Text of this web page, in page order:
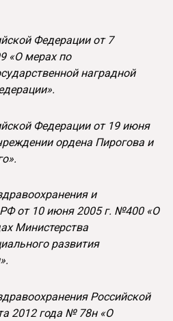
Федерации от 7
«О мерах по
наградной
Федерации от 19 июня
ордена Пирогова и
и
от 10 июня 2005 г. №400 «О
Министерства
развития
Российской
2012 года № 78н «О